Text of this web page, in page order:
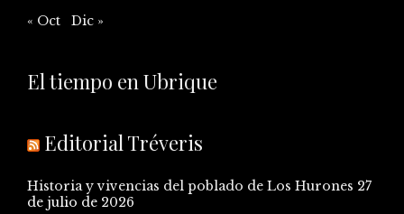
« Oct Dic »
El tiempo en Ubrique
Editorial Tréveris
Historia y vivencias del poblado de Los Hurones 27
de julio de 2026